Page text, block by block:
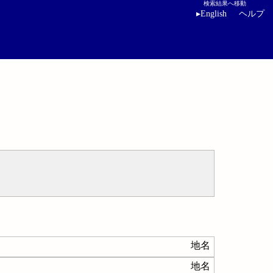
検索結果へ移動
▸English ヘルプ
地名
地名